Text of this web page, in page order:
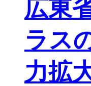
広東
ラス
力拡